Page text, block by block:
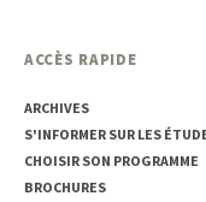
ACCÈS RAPIDE
ARCHIVES
S'INFORMER SUR LES
CHOISIR SON PROGRAMME
BROCHURES